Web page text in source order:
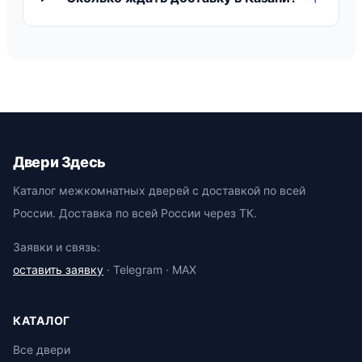
Двери Здесь
Каталог межкомнатных дверей с доставкой по всей
России. Доставка по всей России через ТК.
Заявки и связь:
оставить заявку · Telegram · MAX
КАТАЛОГ
Все двери